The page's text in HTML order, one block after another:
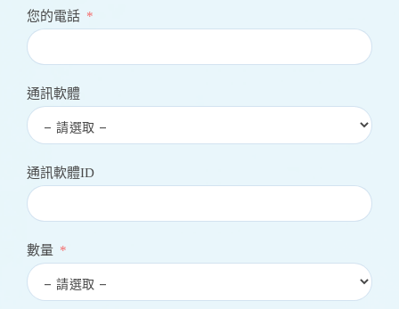
您的電話
通訊軟體
通訊軟體ID
數量